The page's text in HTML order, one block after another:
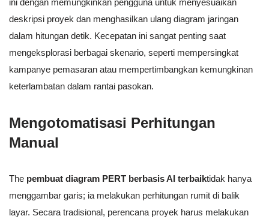
ini dengan memungkinkan pengguna untuk menyesuaikan
deskripsi proyek dan menghasilkan ulang diagram jaringan
dalam hitungan detik. Kecepatan ini sangat penting saat
mengeksplorasi berbagai skenario, seperti mempersingkat
kampanye pemasaran atau mempertimbangkan kemungkinan
keterlambatan dalam rantai pasokan.
Mengotomatisasi Perhitungan
Manual
The pembuat diagram PERT berbasis AI terbaiktidak hanya
menggambar garis; ia melakukan perhitungan rumit di balik
layar. Secara tradisional, perencana proyek harus melakukan